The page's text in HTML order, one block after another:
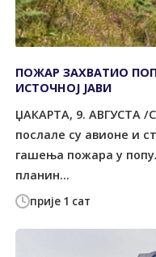
прије 1 сат
ПОЖАР ЗАХВАТИО
ИСТОЧНОЈ ЈАВИ
ЏАКАРТА, 9. АВГУСТА /
послале су авионе и
гашења пожара у
планин...